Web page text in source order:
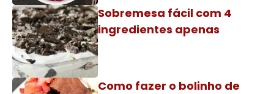
Sobremesa fácil com 4
ingredientes apenas
Como fazer o bolinho de